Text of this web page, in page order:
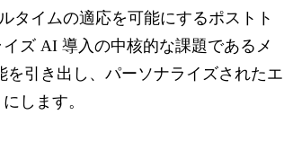
タイムの適応を可能にするポストト
ズ AI 導入の中核的な課題であるメ
引き出し、パーソナライズされたエ
します。